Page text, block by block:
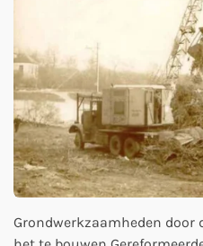
Grondwerkzaamheden door